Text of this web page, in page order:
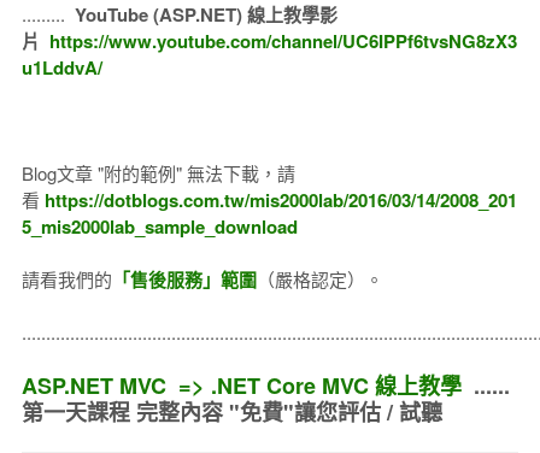
......... YouTube (ASP.NET) 線上教學影
片 https://www.youtube.com/channel/UC6IPPf6tvsNG8zX3
u1LddvA/
Blog文章 "附的範例" 無法下載，請
看 https://dotblogs.com.tw/mis2000lab/2016/03/14/2008_201
5_mis2000lab_sample_download
請看我們的 「售後服務」範圍（嚴格認定）。
ASP.NET MVC => .NET Core MVC 線上教學......
第一天課程 完整內容 "免費"讓您評估 / 試聽